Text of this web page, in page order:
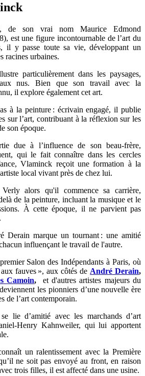
de son vrai nom Maurice Edmond
est une figure incontournable de l’art du
il y passe toute sa vie, développant un
racines urbaines.
particulièrement dans les paysages,
aux nus. Bien que son travail avec la
il explore également cet art.
à la peinture : écrivain engagé, il publie
sur l’art, contribuant à la réflexion sur les
son époque.
due à l’influence de son beau-frère,
qui le fait connaître dans les cercles
Vlaminck reçoit une formation à la
local vivant près de chez lui.
alors qu'il commence sa carrière,
de la peinture, incluant la musique et le
À cette époque, il ne parvient pas
Derain marque un tournant : une amitié
influençant le travail de l'autre.
Salon des Indépendants à Paris, où
fauves », aux côtés de André Derain,
Camoin,
et d'autres artistes majeurs du
les pionniers d’une nouvelle ère
de l’art contemporain.
lie d’amitié avec les marchands d’art
Henry Kahnweiler, qui lui apportent
un ralentissement avec la Première
ne soit pas envoyé au front, en raison
trois filles, il est affecté dans une usine.